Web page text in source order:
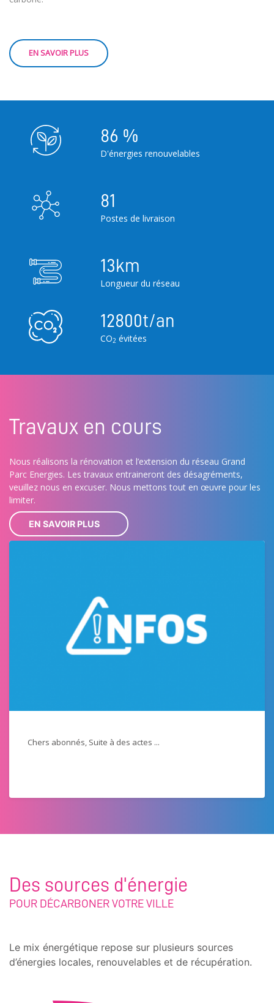
86 %
D'énergies renouvelables
81
Postes de livraison
13 km
Longueur du réseau
12800t/an
CO2 évitées
Travaux en cours
Nous réalisons la rénovation et l’extension du réseau Grand
Parc Energies. Les travaux entraineront des désagréments,
veuillez nous en excuser. Nous mettons tout en œuvre pour les
limiter.
EN SAVOIR PLUS
Chers abonnés, Suite à des actes ...
Des sources d'énergie
POUR DÉCARBONER VOTRE VILLE
Le mix énergétique repose sur plusieurs sources
d’énergies locales, renouvelables et de récupération.